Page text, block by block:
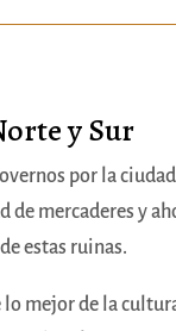
y Sur
por la
mercaderes y
estas ruinas.
mejor de la